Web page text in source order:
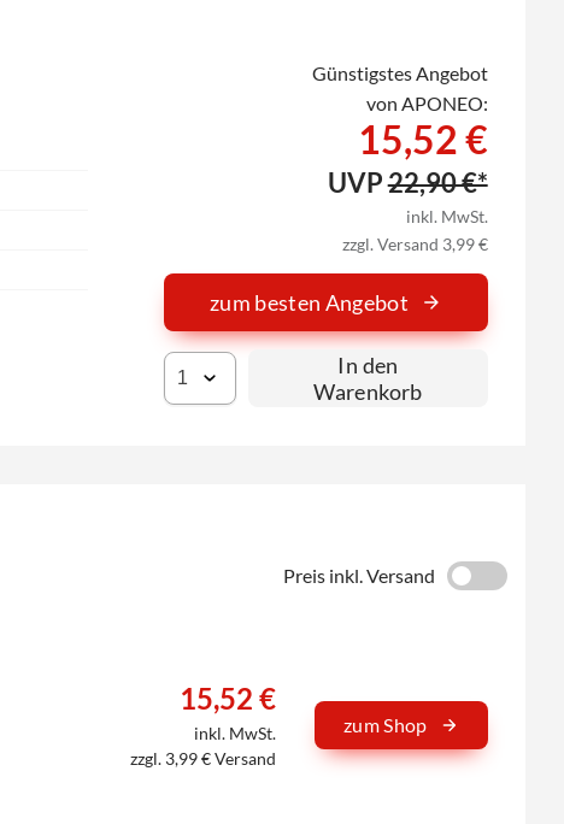
Günstigstes Angebot
von APONEO:
15,52 €
UVP22,90 €*
inkl. MwSt.
zzgl. Versand 3,99 €
zum besten Angebot
In den
Warenkorb
Preis inkl. Versand
15,52 €
inkl. MwSt.
zzgl. 3,99 € Versand
zum Shop